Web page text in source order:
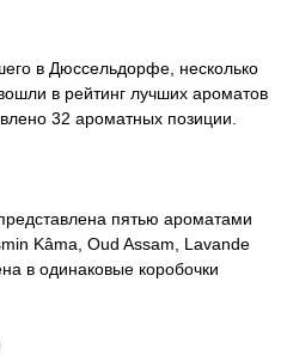
в Дюссельдорфе, несколько
в рейтинг лучших ароматов
32 ароматных позиции.
пятью ароматами
Kâma, Oud Assam, Lavande
в одинаковые коробочки